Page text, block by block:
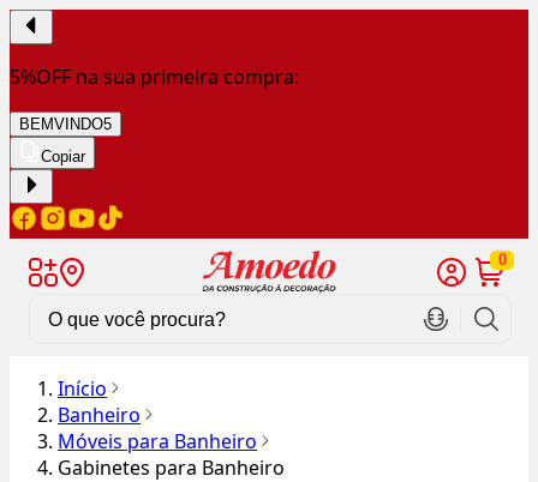
5%OFF na sua primeira compra:
BEMVINDO5
Copiar
0
Início
Banheiro
Móveis para Banheiro
Gabinetes para Banheiro